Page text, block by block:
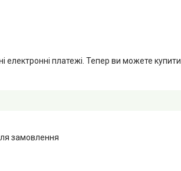
електронні платежі. Тепер ви можете купити
замовлення